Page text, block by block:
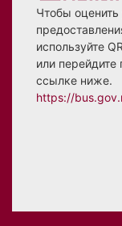
Чтобы оценить
используйте
или перейдите
ссылке ниже.
https://